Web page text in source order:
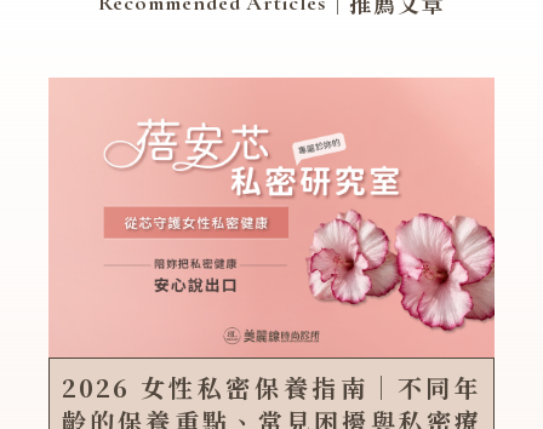
2026 女性私密保養指南｜不同年
齡的保養重點、常見困擾與私密療